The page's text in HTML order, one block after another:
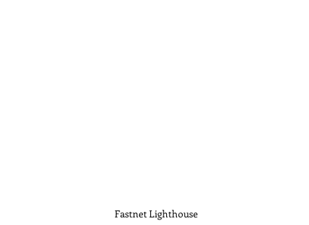
Fastnet Lighthouse